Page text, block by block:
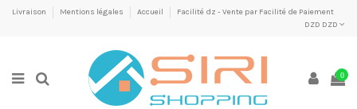
Livraison Mentions légales Accueil
Facilité dz - Vente par Facilité de Paiement
DZD DZD
0